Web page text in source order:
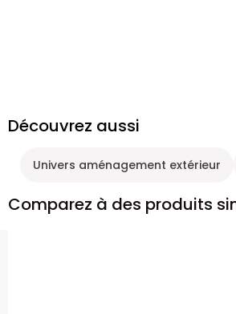
Découvrez aussi
Univers aménagement extérieur
Comparez à des produits